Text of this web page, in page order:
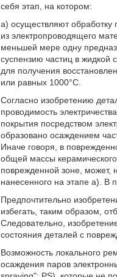
себя этап, на котором:
a) осуществляют
из электропроводящего
меньшей мере одну
суспензию частиц в жидкой
для получения
или равных 1000°C.
Согласно изобретению
проводимость
покрытия посредством
образовано осаждением
Иначе говоря, в
общей массы
поврежденной зоне, может,
нанесенного на этапе a). В
Предпочтительно
избегать, таким образом,
Следовательно,
состояния деталей с
Возможность локального
осаждения паров